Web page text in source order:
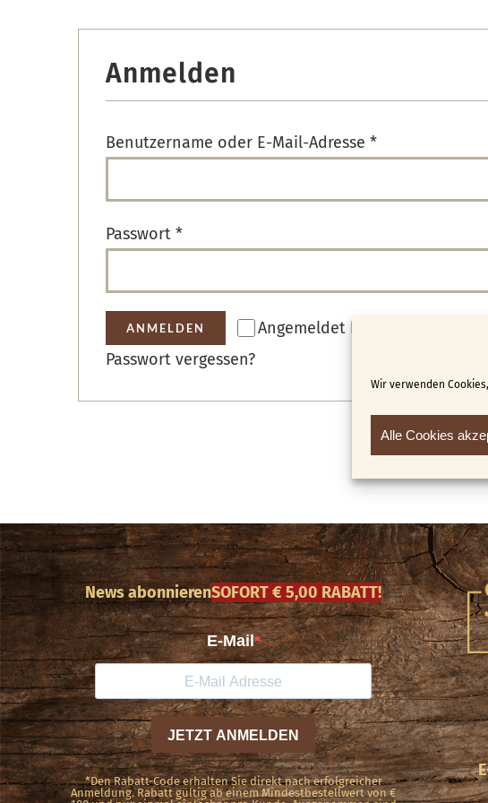
Wir verwenden
Alle Cookies
Anmelden
Benutzername oder E-Mail-Adresse *Erforderlich
Passwort *Erforderlich
Angemeldet bleiben
ANMELDEN
Passwort vergessen?
News abonnierenSOFORT € 5,00 RABATT!
*Den Rabatt-Code erhalten Sie direkt nach erfolgreicher
Anmeldung. Rabatt gültig ab einem Mindestbestellwert von €